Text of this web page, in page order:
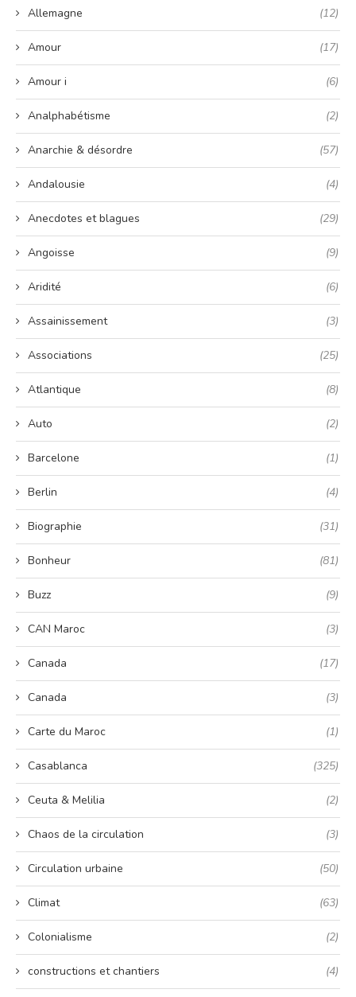
Allemagne (12)
Amour (17)
Amour i (6)
Analphabétisme (2)
Anarchie & désordre (57)
Andalousie (4)
Anecdotes et blagues (29)
Angoisse (9)
Aridité (6)
Assainissement (3)
Associations (25)
Atlantique (8)
Auto (2)
Barcelone (1)
Berlin (4)
Biographie (31)
Bonheur (81)
Buzz (9)
CAN Maroc (3)
Canada (17)
Canada (3)
Carte du Maroc (1)
Casablanca (325)
Ceuta & Melilia (2)
Chaos de la circulation (3)
Circulation urbaine (50)
Climat (63)
Colonialisme (2)
constructions et chantiers (4)